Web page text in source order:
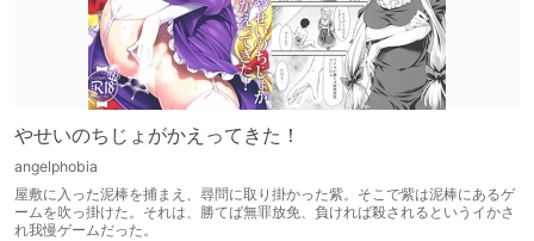
やせいのちじょがかえってきた！
angelphobia
屋敷に入った泥棒を捕まえ、尋問に取り掛かった紫。そこで紫は泥棒にあるゲ
ームを吹っ掛けた。それは、勝てば無罪放免、負ければ殺されるというイかさ
れ我慢ゲームだった。